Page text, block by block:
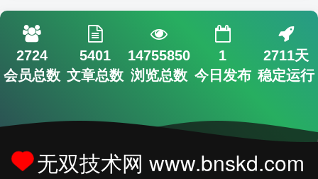
2724
会员总数
5401
文章总数
14755850
浏览总数
1
今日发布
2711天
稳定运行
无双技术网 www.bnskd.com